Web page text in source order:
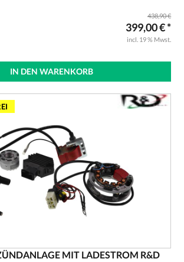
438,90 €
399,00 € *
incl. 19 % Mwst.
IN DEN WARENKORB
MIT LADESTROM R&D